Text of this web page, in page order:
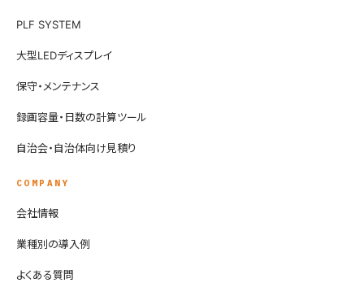
PLF SYSTEM
大型LEDディスプレイ
保守・メンテナンス
録画容量・日数の計算ツール
自治会・自治体向け見積り
COMPANY
会社情報
業種別の導入例
よくある質問